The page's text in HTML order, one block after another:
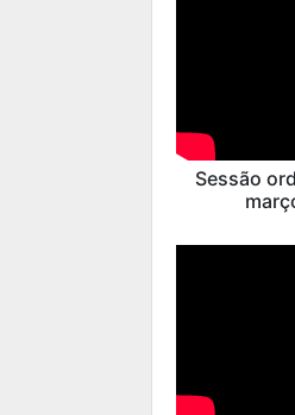
Sessão